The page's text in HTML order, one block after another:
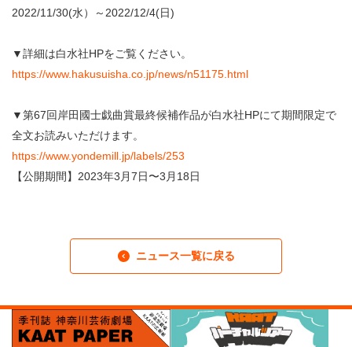
・ 施設概要
・ フロアマップ
2022/11/30(水）～2022/12/4(日)
▼詳細は白水社HPをご覧ください。
https://www.hakusuisha.co.jp/news/n51175.html
▼第67回岸田國士戯曲賞最終候補作品が白水社HPにて期間限定で
全文お読みいただけます。
https://www.yondemill.jp/labels/253
【公開期間】2023年3月7日〜3月18日
ニュース一覧に戻る